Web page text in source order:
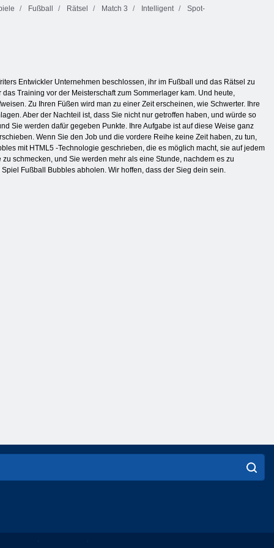
Fußball Rätsel Match 3 Intelligent
Spot-
Entwickler Unternehmen beschlossen, ihr im Fußball und das Rätsel zu
Training vor der Meisterschaft zum Sommerlager kam. Und heute,
Zu Ihren Füßen wird man zu einer Zeit erscheinen, wie Schwerter. Ihre
Aber der Nachteil ist, dass Sie nicht nur getroffen haben, und würde so
Sie werden dafür gegeben Punkte. Ihre Aufgabe ist auf diese Weise ganz
Wenn Sie den Job und die vordere Reihe keine Zeit haben, zu tun,
mit HTML5 -Technologie geschrieben, die es möglich macht, sie auf jedem
schmecken, und Sie werden mehr als eine Stunde, nachdem es zu
Fußball Bubbles abholen. Wir hoffen, dass der Sieg dein sein.